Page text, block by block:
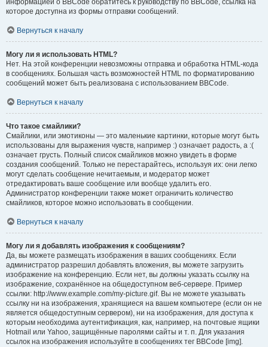
информацией о BBCode обратитесь к руководству по BBCode, ссылка на
которое доступна из формы отправки сообщений.
Вернуться к началу
Могу ли я использовать HTML?
Нет. На этой конференции невозможны отправка и обработка HTML-кода
в сообщениях. Большая часть возможностей HTML по форматированию
сообщений может быть реализована с использованием BBCode.
Вернуться к началу
Что такое смайлики?
Смайлики, или эмотиконы — это маленькие картинки, которые могут быть
использованы для выражения чувств, например :) означает радость, а :(
означает грусть. Полный список смайликов можно увидеть в форме
создания сообщений. Только не перестарайтесь, используя их: они легко
могут сделать сообщение нечитаемым, и модератор может
отредактировать ваше сообщение или вообще удалить его.
Администратор конференции также может ограничить количество
смайликов, которое можно использовать в сообщении.
Вернуться к началу
Могу ли я добавлять изображения к сообщениям?
Да, вы можете размещать изображения в ваших сообщениях. Если
администратор разрешил добавлять вложения, вы можете загрузить
изображение на конференцию. Если нет, вы должны указать ссылку на
изображение, сохранённое на общедоступном веб-сервере. Пример
ссылки: http://www.example.com/my-picture.gif. Вы не можете указывать
ссылку ни на изображения, хранящиеся на вашем компьютере (если он не
является общедоступным сервером), ни на изображения, для доступа к
которым необходима аутентификация, как, например, на почтовые ящики
Hotmail или Yahoo, защищённые паролями сайты и т. п. Для указания
ссылок на изображения используйте в сообщениях тег BBCode [img].